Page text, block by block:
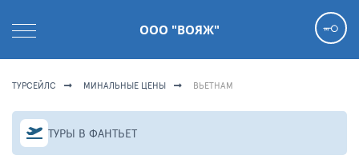
ООО "ВОЯЖ"
ТУРСЕЙЛС МИНАЛЬНЫЕ ЦЕНЫ ВЬЕТНАМ
ТУРЫ В ФАНТЬЕТ